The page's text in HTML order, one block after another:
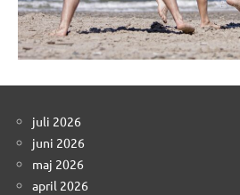
juli 2026
juni 2026
maj 2026
april 2026